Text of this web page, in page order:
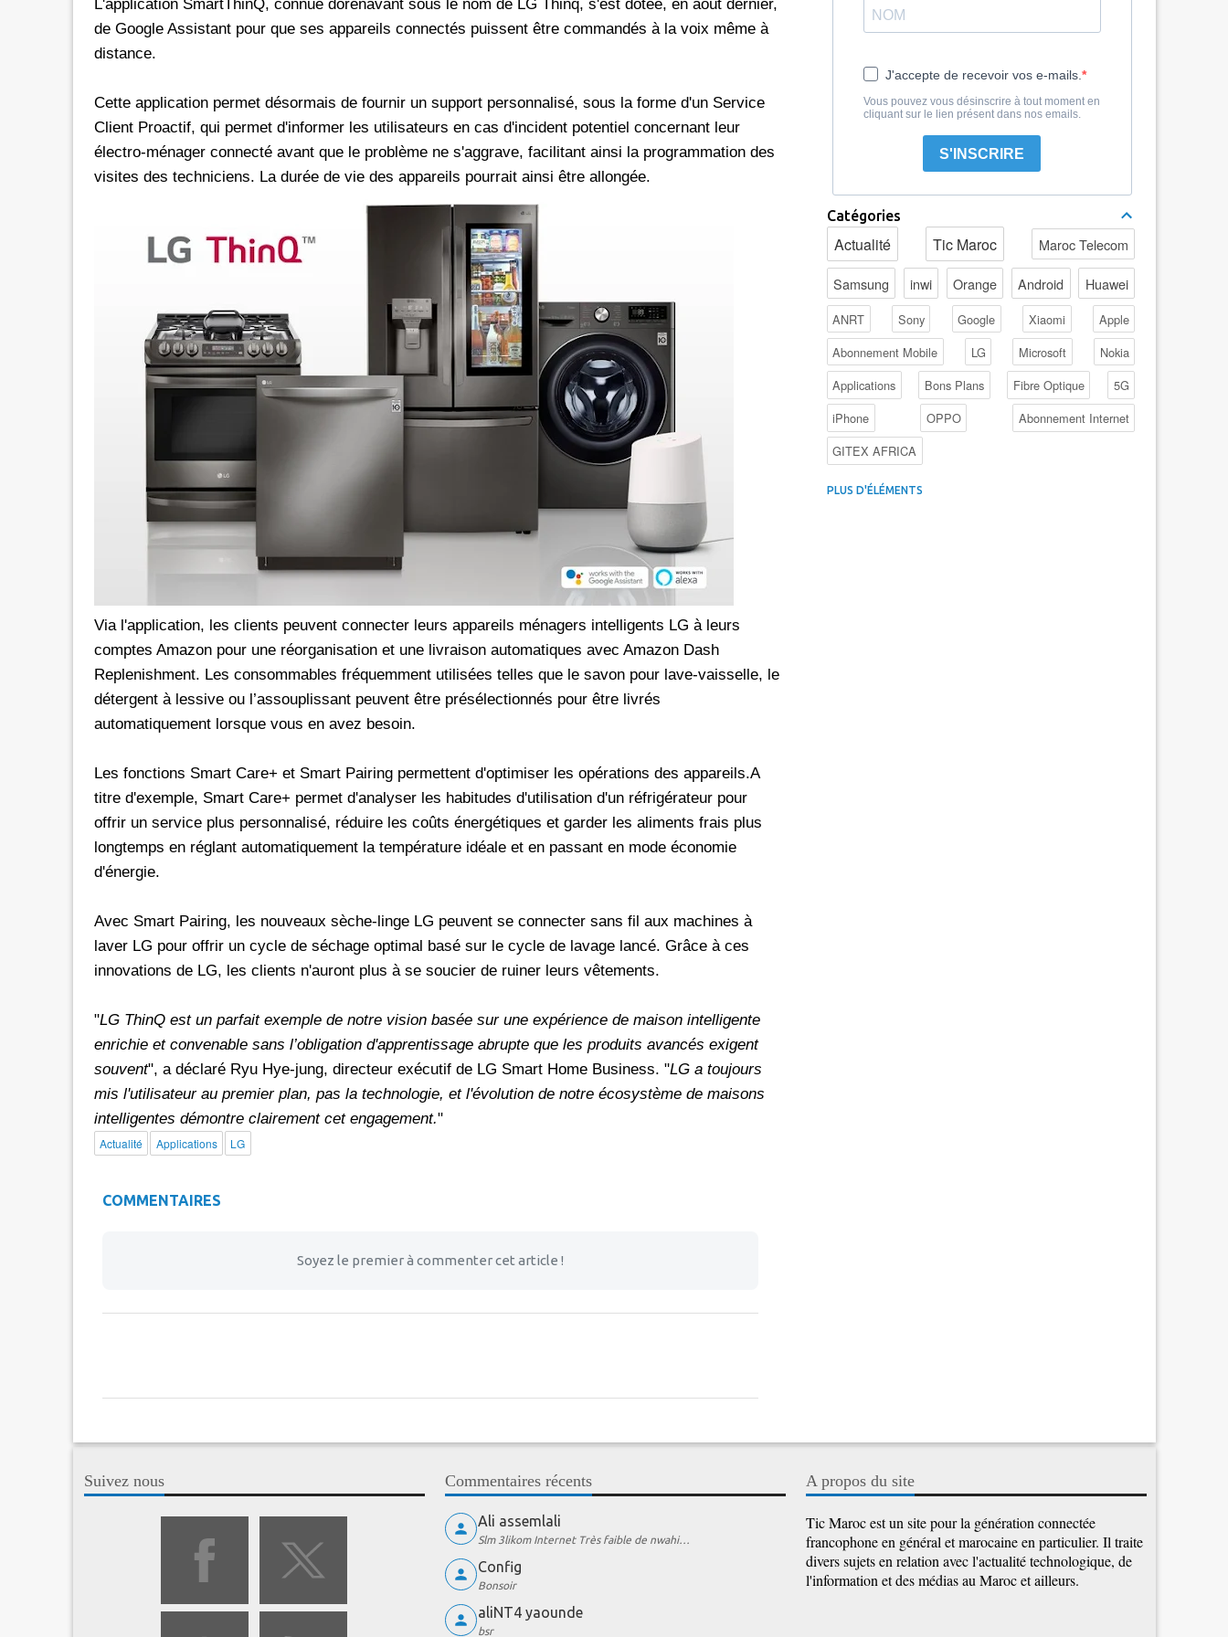
L'application SmartThinQ, connue dorénavant sous le nom de LG Thinq, s'est dotée, en août dernier,
de Google Assistant pour que ses appareils connectés puissent être commandés à la voix même à
distance.
Cette application permet désormais de fournir un support personnalisé, sous la forme d'un Service
Client Proactif, qui permet d'informer les utilisateurs en cas d'incident potentiel concernant leur
électro-ménager connecté avant que le problème ne s'aggrave, facilitant ainsi la programmation des
visites des techniciens. La durée de vie des appareils pourrait ainsi être allongée.
Via l'application, les clients peuvent connecter leurs appareils ménagers intelligents LG à leurs
comptes Amazon pour une réorganisation et une livraison automatiques avec Amazon Dash
Replenishment. Les consommables fréquemment utilisées telles que le savon pour lave-vaisselle, le
détergent à lessive ou l’assouplissant peuvent être présélectionnés pour être livrés
automatiquement lorsque vous en avez besoin.
Les fonctions Smart Care+ et Smart Pairing permettent d'optimiser les opérations des appareils.A
titre d'exemple, Smart Care+ permet d'analyser les habitudes d'utilisation d'un réfrigérateur pour
offrir un service plus personnalisé, réduire les coûts énergétiques et garder les aliments frais plus
longtemps en réglant automatiquement la température idéale et en passant en mode économie
d'énergie.
Avec Smart Pairing, les nouveaux sèche-linge LG peuvent se connecter sans fil aux machines à
laver LG pour offrir un cycle de séchage optimal basé sur le cycle de lavage lancé. Grâce à ces
innovations de LG, les clients n'auront plus à se soucier de ruiner leurs vêtements.
"LG ThinQ est un parfait exemple de notre vision basée sur une expérience de maison intelligente
enrichie et convenable sans l’obligation d'apprentissage abrupte que les produits avancés exigent
souvent", a déclaré Ryu Hye-jung, directeur exécutif de LG Smart Home Business. "LG a toujours
mis l'utilisateur au premier plan, pas la technologie, et l'évolution de notre écosystème de maisons
intelligentes démontre clairement cet engagement."
Actualité Applications LG
COMMENTAIRES
Soyez le premier à commenter cet article !
J'accepte de recevoir vos e-mails.
Vous pouvez vous désinscrire à tout moment en
cliquant sur le lien présent dans nos emails.
S'INSCRIRE
Catégories
Actualité Tic Maroc Maroc Telecom
Samsung inwi Orange Android Huawei
ANRT Sony Google Xiaomi
Apple
Abonnement Mobile
LG Microsoft
Nokia
Applications
Bons Plans Fibre Optique
5G
iPhone
OPPO
Abonnement Internet
GITEX AFRICA
4G au Maroc
PLUS D'ÉLÉMENTS
Suivez nous Commentaires récents
Ali assemlali
Slm 3likom Internet Très faible de nwahi…
Config
Bonsoir
aliNT4 yaounde
bsr
A propos du site
Tic Maroc est un site pour la génération connectée
francophone en général et marocaine en particulier. Il traite
divers sujets en relation avec l'actualité technologique, de
l'information et des médias au Maroc et ailleurs.